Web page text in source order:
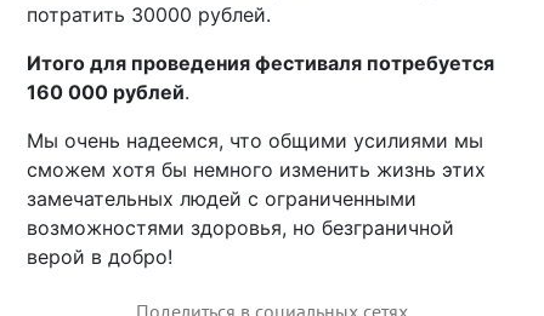
потратить 30000 рублей.
Итого для проведения фестиваля потребуется
160 000 рублей.
Мы очень надеемся, что общими усилиями мы
сможем хотя бы немного изменить жизнь этих
замечательных людей с ограниченными
возможностями здоровья, но безграничной
верой в добро!